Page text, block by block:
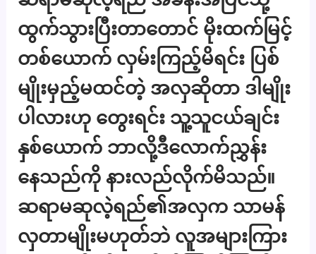
ထွက်သွားပြီးတာတောင် မိုးထက်မြင့်
တစ်ယောက် လှမ်းကြည့်မိရင်း ပြစ်
မျိုးမှည့်မထင်တဲ့ အလှဆိုတာ ဒါမျိုး
ပါလားဟု တွေးရင်း သူ့သူငယ်ချင်း
နှစ်ယောက် ဘာလို့ဒီလောက်ညွှန်း
နေသည်ကို နားလည်လိုက်မိသည်။
ဆရာမဆုလဲ့ရည်၏အလှက သာမန်
လှတာမျိုးမဟုတ်ဘဲ လူအများကြား